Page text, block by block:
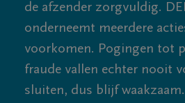
de afzender zorgvuldig.
onderneemt meerdere
voorkomen. Pogingen tot
fraude vallen echter nooit
sluiten, dus blijf waakzaam.